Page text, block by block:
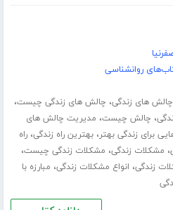
روانشناسی
چالش های زندگی، چالش های زندگی چیست،
، چالش چیست، مدیریت چالش های
برای زندگی بهتر،بهترین راه زندگی،راه
، مشکلات زندگی، مشکلات زندگی چیست،
زندگی، انواع مشکلات زندگی، مبارزه با